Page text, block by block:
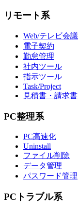
リモート系
Web/テレビ会議
電子契約
勤怠管理
社内ツール
指示ツール
Task/Project
見積書・請求書
PC整理系
PC高速化
Uninstall
ファイル削除
データ管理
パスワード管理
PCトラブル系